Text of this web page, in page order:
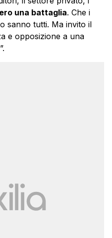
una battaglia. Che i
sanno tutti. Ma invito il
e opposizione a una